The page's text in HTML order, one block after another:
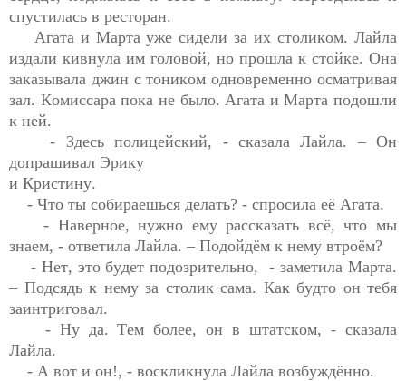
Агата и Марта уже сидели за их столиком. Лайла
издали кивнула им головой, но прошла к стойке. Она
заказывала джин с тоником одновременно осматривая
зал. Комиссара пока не было. Агата и Марта подошли
к ней.
- Здесь полицейский, - сказала Лайла. – Он
допрашивал Эрику
и Кристину.
- Что ты собираешься делать? - спросила её Агата.
знаем, - ответила Лайла. – Подойдём к нему втроём?
- Нет, это будет подозрительно,  - заметила Марта.
– Подсядь к нему за столик сама. Как будто он тебя
заинтриговал.
- Ну да. Тем более, он в штатском, - сказала
Лайла.
- А вот и он!, - воскликнула Лайла возбуждённо.